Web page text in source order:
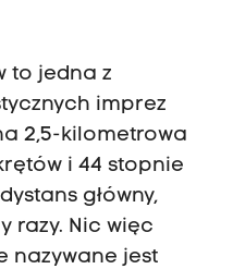
to jedna z
imprez
2,5-kilometrowa
i 44 stopnie
główny,
razy. Nic więc
nazywane jest